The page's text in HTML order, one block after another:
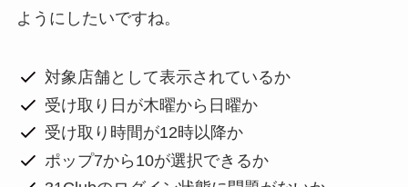
ようにしたいですね。
対象店舗として表示されているか
受け取り日が木曜から日曜か
受け取り時間が12時以降か
ポップ7から10が選択できるか